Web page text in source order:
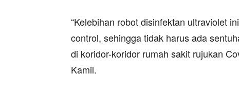
“Kelebihan robot disinfektan ultraviolet
control, sehingga tidak harus ada
di koridor-koridor rumah sakit rujukan
Kamil.